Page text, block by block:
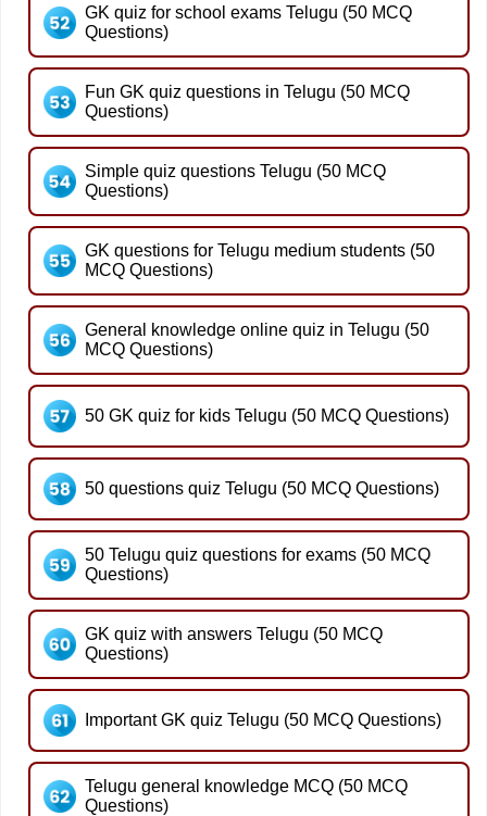
GK quiz for school exams Telugu (50 MCQ
Questions)
Fun GK quiz questions in Telugu (50 MCQ
Questions)
Simple quiz questions Telugu (50 MCQ
Questions)
GK questions for Telugu medium students (50
MCQ Questions)
General knowledge online quiz in Telugu (50
MCQ Questions)
50 GK quiz for kids Telugu (50 MCQ Questions)
50 questions quiz Telugu (50 MCQ Questions)
50 Telugu quiz questions for exams (50 MCQ
Questions)
GK quiz with answers Telugu (50 MCQ
Questions)
Important GK quiz Telugu (50 MCQ Questions)
Telugu general knowledge MCQ (50 MCQ
Questions)